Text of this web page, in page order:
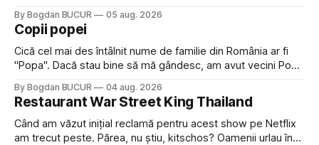
a dovedit că jumătatea masculină a acelui duo era cam
dubioasă...) 2. Băgăm la
By Bogdan BUCUR 05 aug. 2026
Copii popei
Cică cel mai des întâlnit nume de familie din România ar fi
"Popa". Dacă stau bine să mă gândesc, am avut vecini Popa
Dexonline spune de etimologia termenului de popă că ar
veni din slava veche, popŭ,
By Bogdan BUCUR 04 aug. 2026
Restaurant War Street King Thailand
Când am văzut inițial reclamă pentru acest show pe Netflix
am trecut peste. Părea, nu știu, kitschos? Oamenii urlau în